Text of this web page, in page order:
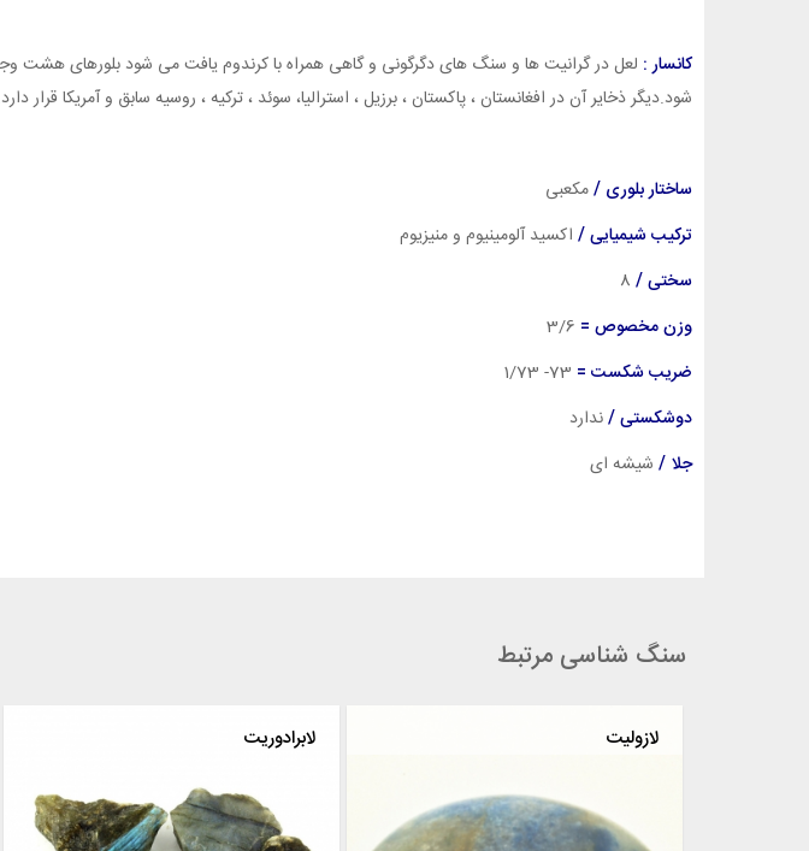
کانسار : لعل در گرانیت ها و سنگ های دگرگونی و گاهی همراه با کرندوم یافت می شود بلورهای هشت
شود.دیگر ذخایر آن در افغانستان ، پاکستان ، برزیل ، استرالیا، سوئد ، ترکیه ، روسیه سابق و آمریکا قرار
ساختار بلوری /مکعبی
ترکیب شیمیایی / اکسید آلومینیوم و منیزیوم
سختی / 8
وزن مخصوص = 3/6
ضریب شکست =
دوشکستی /ندارد
جلا / شیشه ای
سنگ شناسی مرتبط
لازولیت ملاکیت